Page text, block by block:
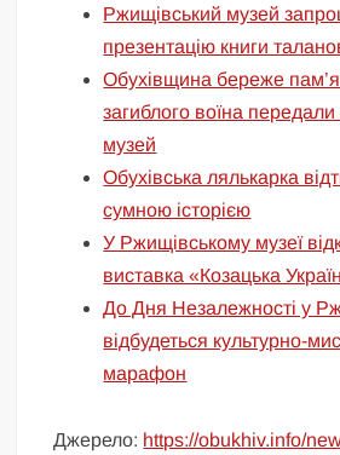
Ржищівський музей
презентацію книги
Обухівщина береже
загиблого воїна
музей
Обухівська лялькарка
сумною історією
У Ржищівському музеї
виставка «Козацька
До Дня Незалежності у
відбудеться культурно-
марафон
Джерело: https://obukhiv.info/